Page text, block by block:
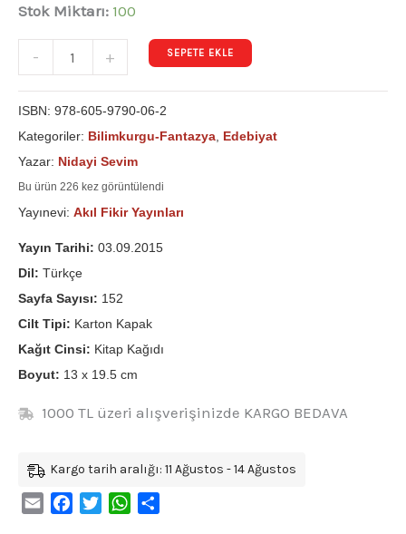
Stok Miktarı: 100
- + SEPETE EKLE
ISBN: 978-605-9790-06-2
Kategoriler: Bilimkurgu-Fantazya Edebiyat
Yazar: Nidayi Sevim
Bu ürün 226 kez görüntülendi
Yayınevi: Akıl Fikir Yayınları
Yayın Tarihi: 03.09.2015
Dil: Türkçe
Sayfa Sayısı: 152
Cilt Tipi: Karton Kapak
Kağıt Cinsi: Kitap Kağıdı
Boyut: 13 x 19.5 cm
1000 TL üzeri alışverişinizde KARGO BEDAVA
Kargo tarih aralığı: 11 Ağustos - 14 Ağustos
Email FacebookTwitterWhatsApp